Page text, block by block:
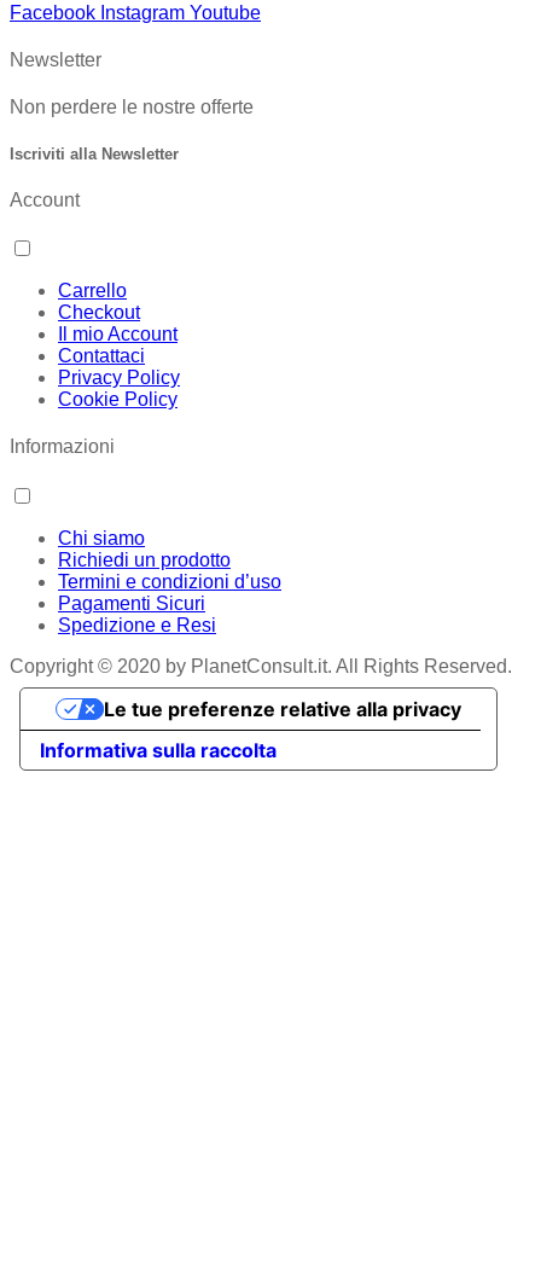
Facebook Instagram Youtube
Newsletter
Non perdere le nostre offerte
Iscriviti alla Newsletter
Account
Carrello
Checkout
Il mio Account
Contattaci
Privacy Policy
Cookie Policy
Informazioni
Chi siamo
Richiedi un prodotto
Termini e condizioni d’uso
Pagamenti Sicuri
Spedizione e Resi
Copyright © 2020 by PlanetConsult.it. All Rights Reserved.
Informativa sulla raccolta
Le tue preferenze relative alla privacy